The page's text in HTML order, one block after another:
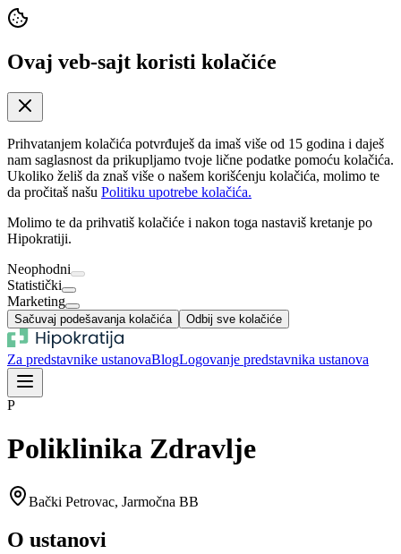
Ovaj veb-sajt koristi kolačiće
Prihvatanjem kolačića potvrđuješ da imaš više od 15 godina i daješ
nam saglasnost da prikupljamo tvoje lične podatke pomoću kolačića.
Ukoliko želiš da znaš više o našem korišćenju kolačića, molimo te
da pročitaš našu Politiku upotrebe kolačića.
Molimo te da prihvatiš kolačiće i nakon toga nastaviš kretanje po
Hipokratiji.
Neophodni
Statistički
Marketing
Sačuvaj podešavanja kolačića Odbij sve kolačiće
Za predstavnike ustanovaBlogLogovanje predstavnika ustanova
P
Poliklinika Zdravlje
Bački Petrovac, Jarmočna BB
O ustanovi